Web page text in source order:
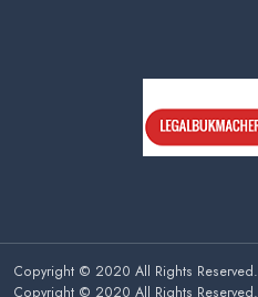
Copyright © 2020 All Rights Reserved.
Copyright © 2020 All Rights Reserved.